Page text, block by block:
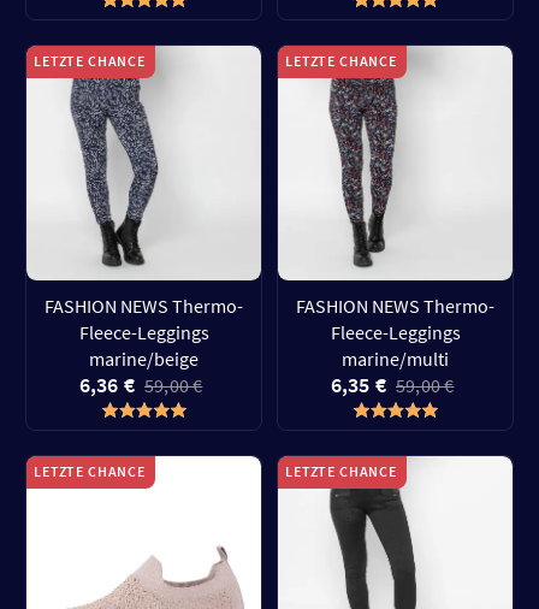
LETZTE CHANCE
FASHION NEWS Thermo-
Fleece-Leggings
marine/beige
6,36 € 59,00 €
LETZTE CHANCE
FASHION NEWS Thermo-
Fleece-Leggings
marine/multi
6,35 € 59,00 €
LETZTE CHANCE LETZTE CHANCE